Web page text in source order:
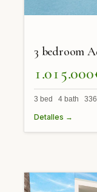
3 bedroom
3 bed 4 bath 336
Detalles →